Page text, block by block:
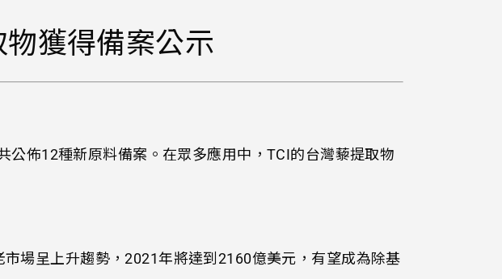
獲得備案公示
公佈12種新原料備案。 在眾多應用中，TCI的台灣藜提取物
場呈上升趨勢，2021年將達到2160億美元，有望成為除基